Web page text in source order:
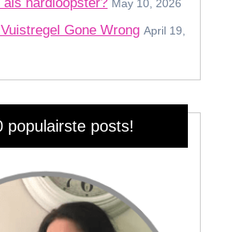
May 10, 2026
Gone Wrong April 19,
populairste posts!